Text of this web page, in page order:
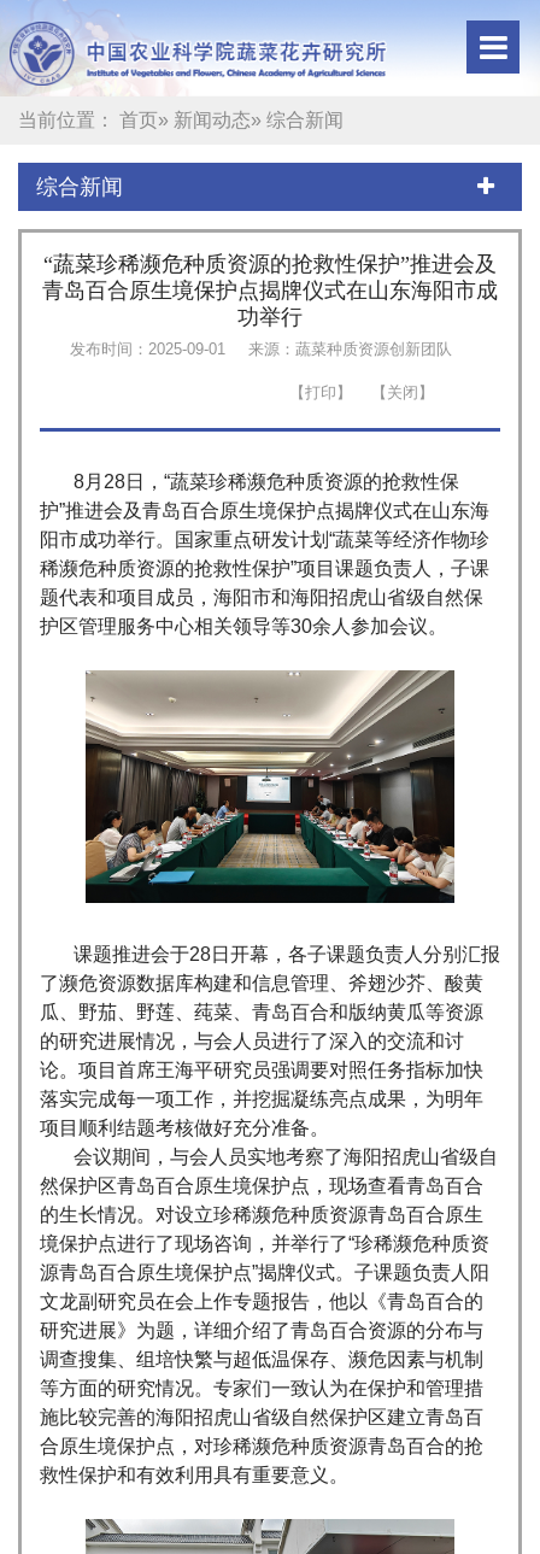
当前位置： 首页» 新闻动态» 综合新闻
综合新闻
“蔬菜珍稀濒危种质资源的抢救性保护”推进会及
青岛百合原生境保护点揭牌仪式在山东海阳市成
功举行
发布时间：2025-09-01 来源：蔬菜种质资源创新团队
8月28日，“蔬菜珍稀濒危种质资源的抢救性保
护”推进会及青岛百合原生境保护点揭牌仪式在山东海
阳市成功举行。国家重点研发计划“蔬菜等经济作物珍
稀濒危种质资源的抢救性保护”项目课题负责人，子课
题代表和项目成员，海阳市和海阳招虎山省级自然保
护区管理服务中心相关领导等30余人参加会议。
课题推进会于28日开幕，各子课题负责人分别汇报
了濒危资源数据库构建和信息管理、斧翅沙芥、酸黄
瓜、野茄、野莲、莼菜、青岛百合和版纳黄瓜等资源
的研究进展情况，与会人员进行了深入的交流和讨
论。项目首席王海平研究员强调要对照任务指标加快
落实完成每一项工作，并挖掘凝练亮点成果，为明年
项目顺利结题考核做好充分准备。
会议期间，与会人员实地考察了海阳招虎山省级自
然保护区青岛百合原生境保护点，现场查看青岛百合
的生长情况。对设立珍稀濒危种质资源青岛百合原生
境保护点进行了现场咨询，并举行了“珍稀濒危种质资
源青岛百合原生境保护点”揭牌仪式。子课题负责人阳
文龙副研究员在会上作专题报告，他以《青岛百合的
研究进展》为题，详细介绍了青岛百合资源的分布与
调查搜集、组培快繁与超低温保存、濒危因素与机制
等方面的研究情况。专家们一致认为在保护和管理措
施比较完善的海阳招虎山省级自然保护区建立青岛百
合原生境保护点，对珍稀濒危种质资源青岛百合的抢
救性保护和有效利用具有重要意义。